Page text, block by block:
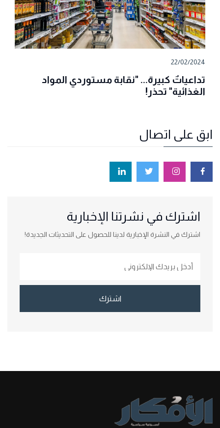
22/02/2024
تداعياتٌ كبيرة... "نقابة مستوردي المواد
الغذائية" تحذر!
ابق على اتصال
اشترك في نشرتنا الإخبارية
اشترك في النشرة الإخبارية لدينا للحصول على التحديثات الجديدة!
اشترك